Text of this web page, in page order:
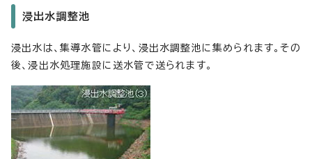
浸出水調整池
浸出水は、集導水管により、浸出水調整池に集められます。その
後、浸出水処理施設に送水管で送られます。